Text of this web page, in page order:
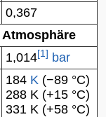
0,367
Atmosphäre
1,014[1] bar
184 K (−89 °C)
288 K (+15 °C)
331 K (+58 °C)